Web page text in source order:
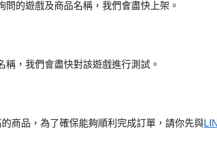
問的遊戲及商品名稱，我們會盡快上架。
稱，我們會盡快對該遊戲進行測試。
商品，為了確保能夠順利完成訂單，請你先與